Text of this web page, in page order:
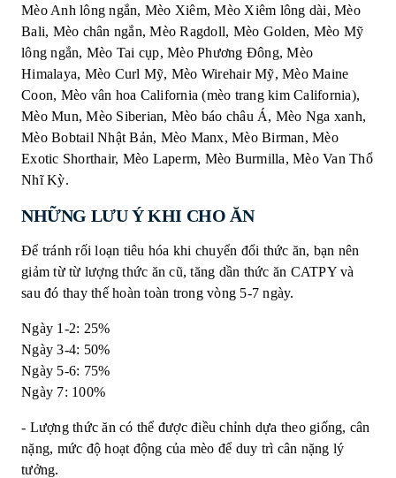
Mèo Anh lông ngắn, Mèo Xiêm, Mèo Xiêm lông dài, Mèo
Bali, Mèo chân ngắn, Mèo Ragdoll, Mèo Golden, Mèo Mỹ
lông ngắn, Mèo Tai cụp, Mèo Phương Đông, Mèo
Himalaya, Mèo Curl Mỹ, Mèo Wirehair Mỹ, Mèo Maine
Coon, Mèo vân hoa California (mèo trang kim California),
Mèo Mun, Mèo Siberian, Mèo báo châu Á, Mèo Nga xanh,
Mèo Bobtail Nhật Bản, Mèo Manx, Mèo Birman, Mèo
Exotic Shorthair, Mèo Laperm, Mèo Burmilla, Mèo Van Thổ
Nhĩ Kỳ.
NHỮNG LƯU Ý KHI CHO ĂN
Để tránh rối loạn tiêu hóa khi chuyển đổi thức ăn, bạn nên
giảm từ từ lượng thức ăn cũ, tăng dần thức ăn CATPY và
sau đó thay thế hoàn toàn trong vòng 5-7 ngày.
Ngày 1-2: 25%
Ngày 3-4: 50%
Ngày 5-6: 75%
Ngày 7: 100%
- Lượng thức ăn có thể được điều chỉnh dựa theo giống, cân
nặng, mức độ hoạt động của mèo để duy trì cân nặng lý
tưởng.